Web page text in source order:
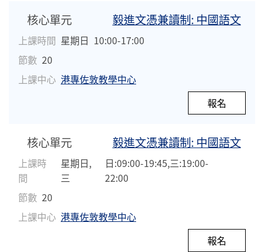
核心單元 毅進文憑兼讀制: 中國語文
上課時間 星期日 10:00-17:00
節數 20
上課中心 港專佐敦教學中心
報名
核心單元 毅進文憑兼讀制: 中國語文
上課時
間
星期日,
三
日:09:00-19:45,三:19:00-
22:00
節數 20
上課中心 港專佐敦教學中心
報名